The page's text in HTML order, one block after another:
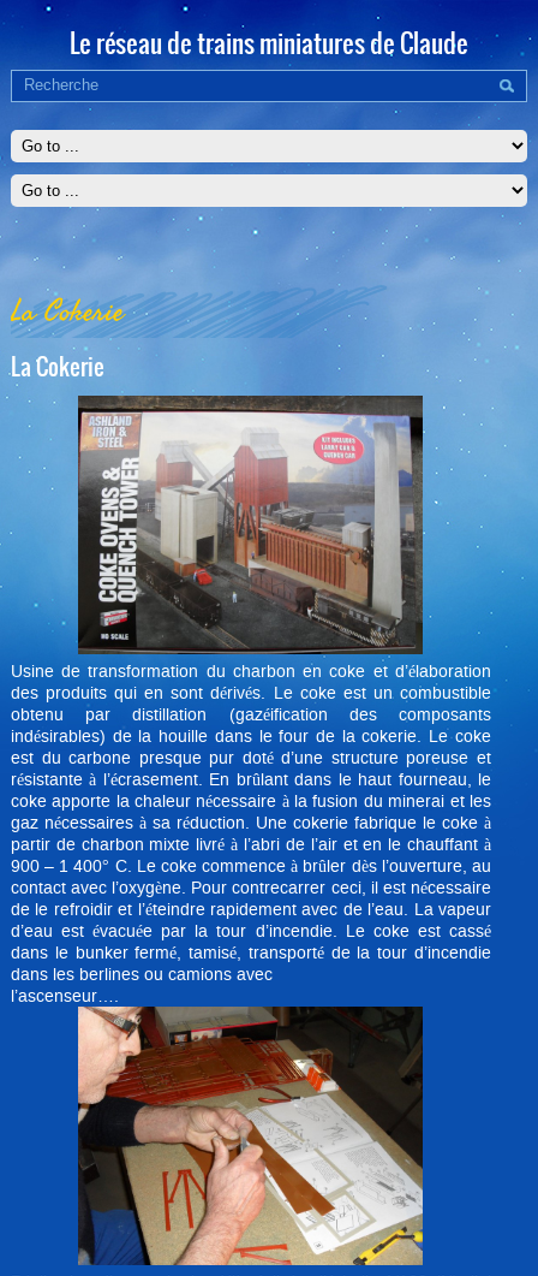
Le réseau de trains miniatures de Claude
La Cokerie
La Cokerie
Usine de transformation du charbon en coke et d’élaboration
des produits qui en sont dérivés. Le coke est un combustible
obtenu par distillation (gazéification des composants
indésirables) de la houille dans le four de la cokerie. Le coke
est du carbone presque pur doté d’une structure poreuse et
résistante à l’écrasement. En brûlant dans le haut fourneau, le
coke apporte la chaleur nécessaire à la fusion du minerai et les
gaz nécessaires à sa réduction. Une cokerie fabrique le coke à
partir de charbon mixte livré à l’abri de l’air et en le chauffant à
900 – 1 400° C. Le coke commence à brûler dès l’ouverture, au
contact avec l’oxygène. Pour contrecarrer ceci, il est nécessaire
de le refroidir et l’éteindre rapidement avec de l’eau. La vapeur
d’eau est évacuée par la tour d’incendie. Le coke est cassé
dans le bunker fermé, tamisé, transporté de la tour d’incendie
dans les berlines ou camions avec
l’ascenseur….